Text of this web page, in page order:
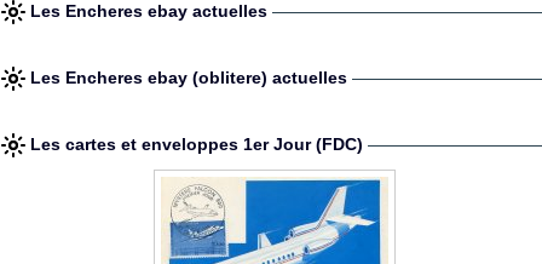
Les Encheres ebay actuelles
Les Encheres ebay (oblitere) actuelles
Les cartes et enveloppes 1er Jour (FDC)